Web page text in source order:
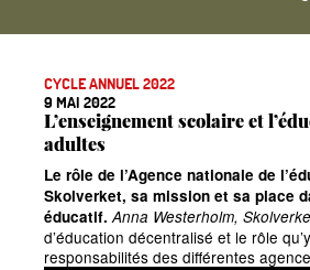
CYCLE ANNUEL 2022
9 MAI 2022
L’enseignement scolaire et
adultes
Le rôle de l’Agence nationale de
Skolverket, sa mission et sa place
éducatif. Anna Westerholm,
d’éducation décentralisé et le rôle
responsabilités des différentes